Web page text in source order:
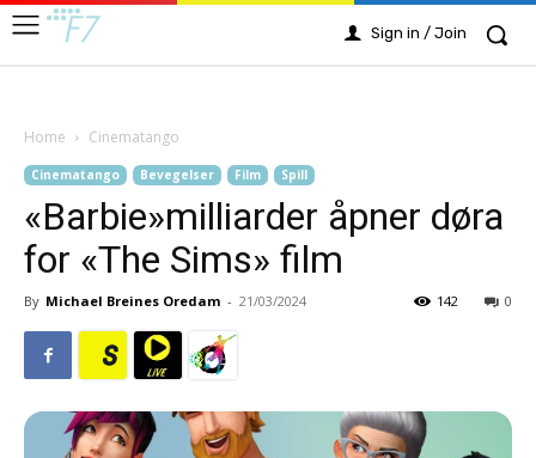
Sign in / Join
Home Cinematango
Cinematango Bevegelser Film Spill
«Barbie»milliarder åpner døra
for «The Sims» film
By Michael Breines Oredam - 21/03/2024 0
142